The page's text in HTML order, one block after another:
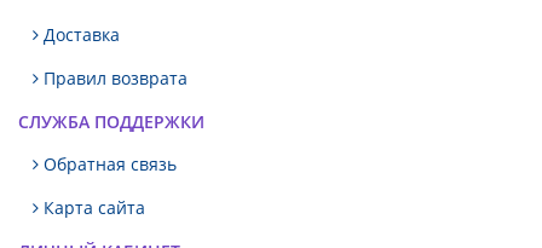
Доставка
Правил возврата
СЛУЖБА ПОДДЕРЖКИ
Обратная связь
Карта сайта